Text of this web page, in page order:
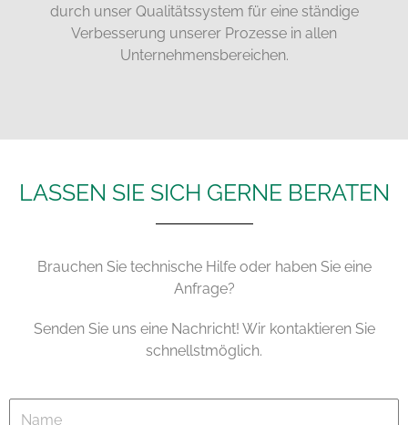
durch unser Qualitätssystem für eine ständige
Verbesserung unserer Prozesse in allen
Unternehmensbereichen.
LASSEN SIE SICH GERNE BERATEN
Brauchen Sie technische Hilfe oder haben Sie eine
Anfrage?
Senden Sie uns eine Nachricht! Wir kontaktieren Sie
schnellstmöglich.